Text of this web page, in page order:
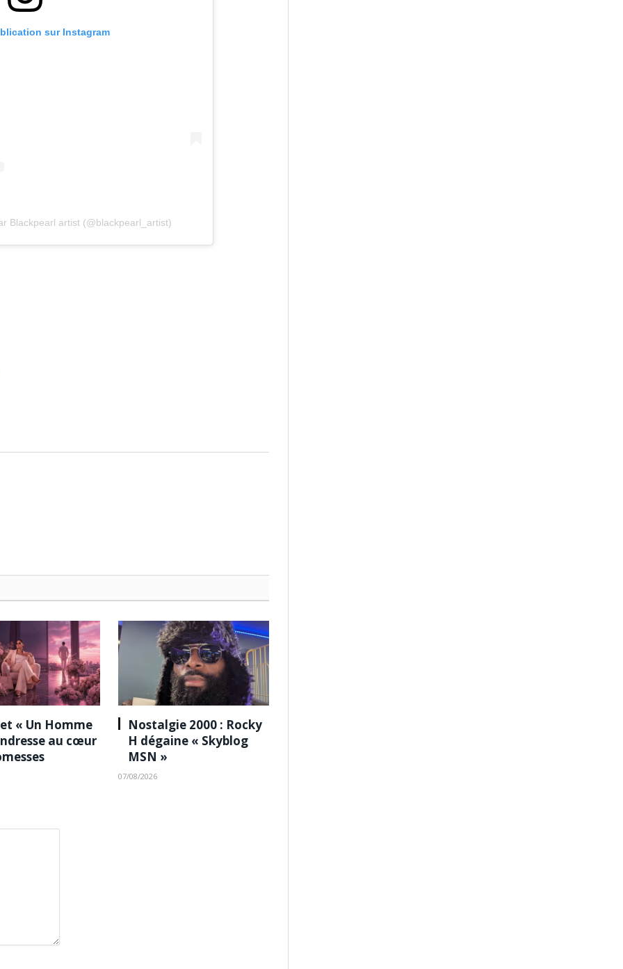
sur Instagram
Blackpearl artist (@blackpearl_artist)
« Un Homme
au cœur
Nostalgie 2000 : Rocky
H dégaine « Skyblog
MSN »
07/08/2026